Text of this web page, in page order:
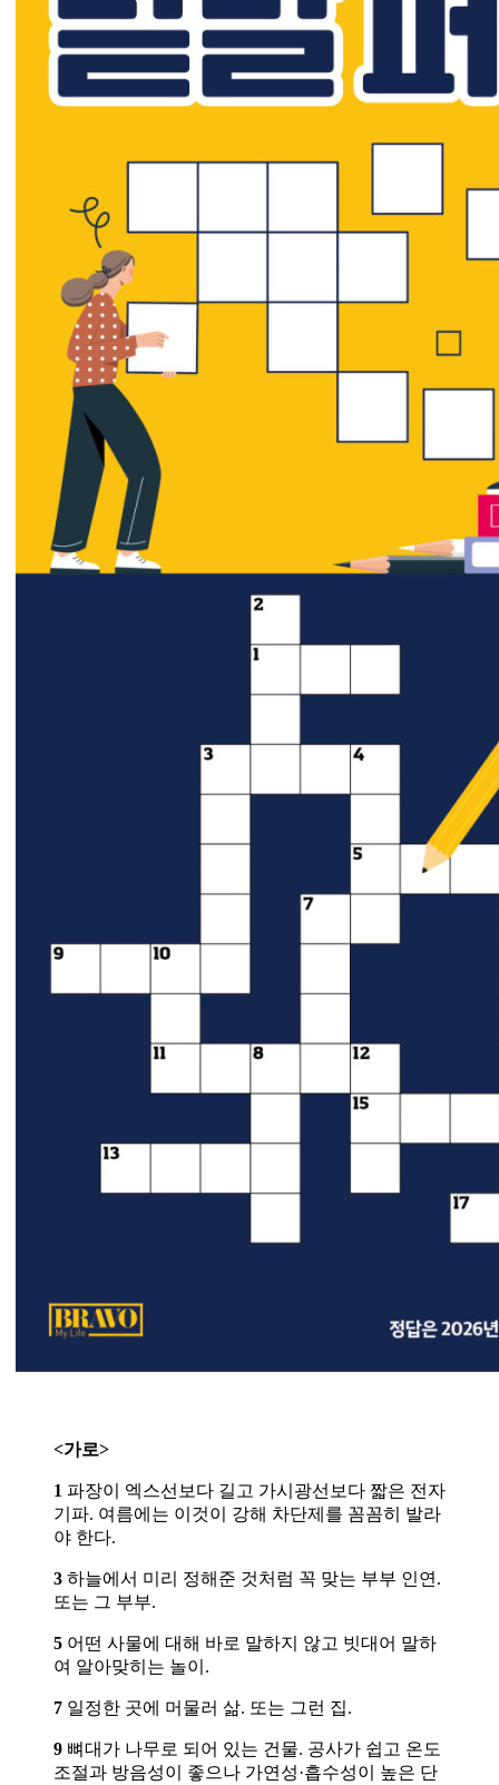
<가로>
1 파장이 엑스선보다 길고 가시광선보다 짧은 전자
기파. 여름에는 이것이 강해 차단제를 꼼꼼히 발라
야 한다.
3 하늘에서 미리 정해준 것처럼 꼭 맞는 부부 인연.
또는 그 부부.
5 어떤 사물에 대해 바로 말하지 않고 빗대어 말하
여 알아맞히는 놀이.
7 일정한 곳에 머물러 삶. 또는 그런 집.
9 뼈대가 나무로 되어 있는 건물. 공사가 쉽고 온도
조절과 방음성이 좋으나 가연성·흡수성이 높은 단